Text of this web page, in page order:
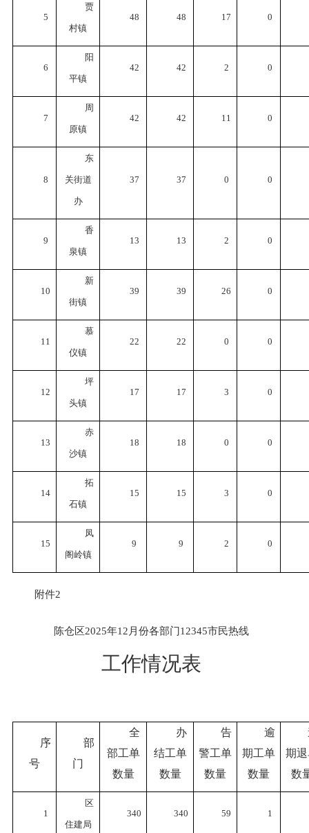
5
贾
村镇
48 48 17 0
6
阳
平镇
42 42 2 0
7
周
原镇
42 42 11 0
8
东
关街道
办
37 37 0 0
9
香
泉镇
13 13 2 0
10
新
街镇
39 39 26 0
11
慕
仪镇
22 22 0 0
12
坪
头镇
17 17 3 0
13
赤
沙镇
18 18 0 0
14
拓
石镇
15 15 3 0
15
凤
阁岭镇
9 9 2 0
附件2
陈仓区2025年12月份各部门12345市民热线
工作情况表
序
号
部
门
全
部工单
数量
办
结工单
数量
告
警工单
数量
逾
期工单
数量
期
数
1
区
住建局
340 340 59 1